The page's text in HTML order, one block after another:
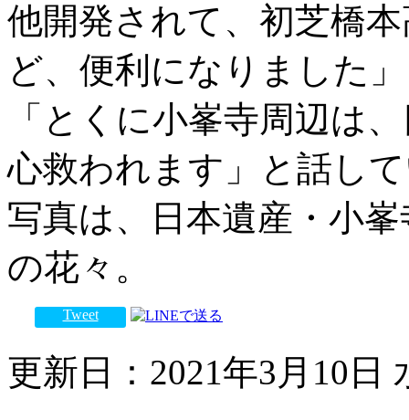
他開発されて、初芝橋
ど、便利になりました
「とくに小峯寺周辺は
心救われます」と話し
写真は、日本遺産・小
の花々。
Tweet
更新日：2021年3月10日